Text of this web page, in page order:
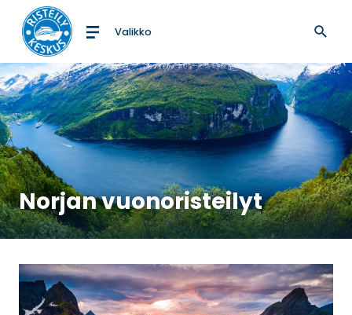
Etusivulle
Valikko
Norjan vuonoristeilyt